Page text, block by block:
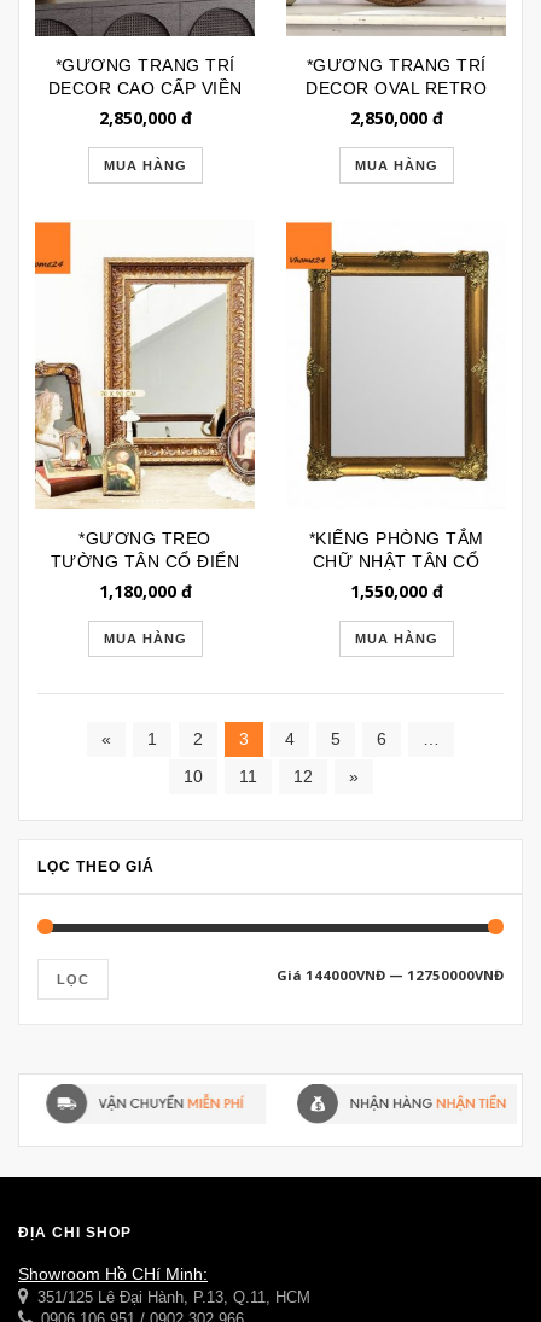
*GƯƠNG TRANG TRÍ
DECOR CAO CẤP VIỀN
INOX DÁNG
2,850,000đ
MUA HÀNG
*GƯƠNG TRANG TRÍ
DECOR OVAL RETRO
HÀNG XUẤT Ý
2,850,000đ
MUA HÀNG
*GƯƠNG TREO
TƯỜNG TÂN CỔ ĐIỂN
BL250
1,180,000đ
MUA HÀNG
*KIẾNG PHÒNG TẮM
CHỮ NHẬT TÂN CỔ
ĐIỂN BL113
1,550,000đ
MUA HÀNG
« 1 2 3 4 5 6
…
10
11 12 »
LỌC THEO GIÁ
LỌC Giá 144000VNĐ — 12750000VNĐ
ĐỊA CHỈ SHOP
Showroom Hồ CHí Minh:
351/125 Lê Đại Hành, P.13, Q.11, HCM